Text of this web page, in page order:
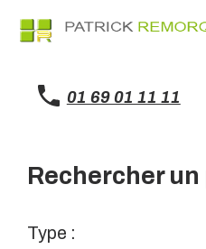
01 69 01 11 11
Rechercher
Type :